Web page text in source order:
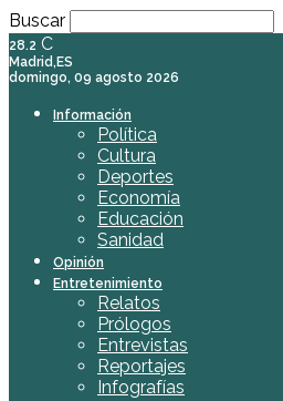
Buscar
28.2 C
Madrid,ES
domingo, 09 agosto 2026
Información
Política
Cultura
Deportes
Economía
Educación
Sanidad
Opinión
Entretenimiento
Relatos
Prólogos
Entrevistas
Reportajes
Infografías